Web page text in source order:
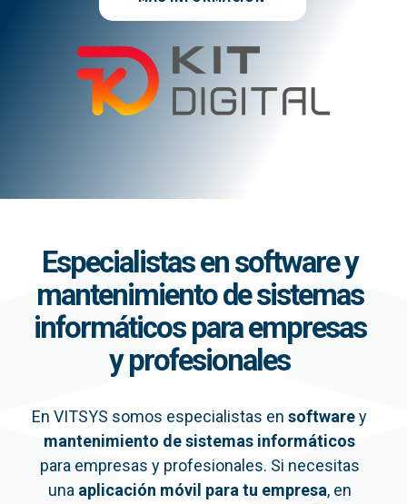
Especialistas en software y
mantenimiento de sistemas
informáticos para empresas
y profesionales
En VITSYS somos especialistas en softwarey
mantenimiento de sistemas informáticos
para empresas y profesionales. Si necesitas
una aplicación móvil para tu empresa, en